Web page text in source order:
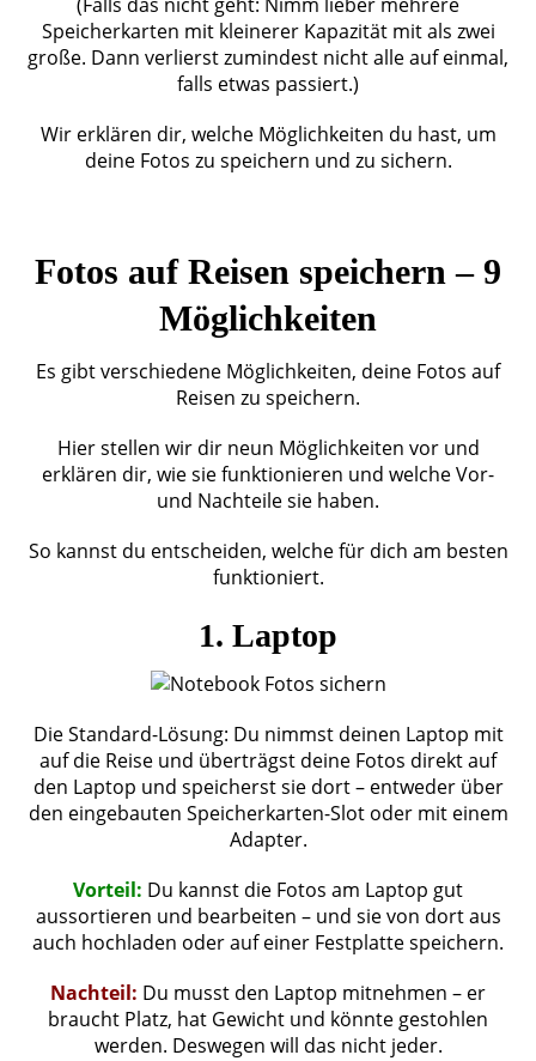
Speicherkarten mit kleinerer Kapazität mit als zwei
große. Dann verlierst zumindest nicht alle auf einmal,
falls etwas passiert.)
Wir erklären dir, welche Möglichkeiten du hast, um
deine Fotos zu speichern und zu sichern.
Fotos auf Reisen speichern – 9
Möglichkeiten
Es gibt verschiedene Möglichkeiten, deine Fotos auf
Reisen zu speichern.
Hier stellen wir dir neun Möglichkeiten vor und
erklären dir, wie sie funktionieren und welche Vor-
und Nachteile sie haben.
So kannst du entscheiden, welche für dich am besten
funktioniert.
1. Laptop
Die Standard-Lösung: Du nimmst deinen Laptop mit
auf die Reise und überträgst deine Fotos direkt auf
den Laptop und speicherst sie dort – entweder über
den eingebauten Speicherkarten-Slot oder mit einem
Adapter.
Vorteil: Du kannst die Fotos am Laptop gut
aussortieren und bearbeiten – und sie von dort aus
auch hochladen oder auf einer Festplatte speichern.
Nachteil: Du musst den Laptop mitnehmen – er
braucht Platz, hat Gewicht und könnte gestohlen
werden. Deswegen will das nicht jeder.